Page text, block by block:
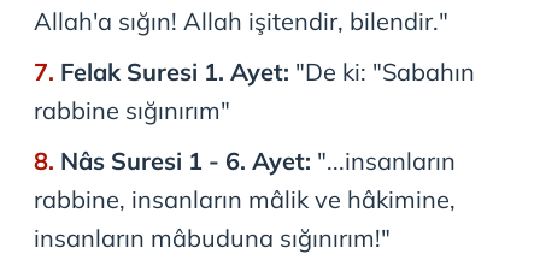
Allah'a sığın! Allah işitendir, bilendir."
Felak Suresi 1. Ayet: "De ki: "Sabahın
rabbine sığınırım"
Nâs Suresi 1 - 6. Ayet: "...insanların
rabbine, insanların mâlik ve hâkimine,
insanların mâbuduna sığınırım!"